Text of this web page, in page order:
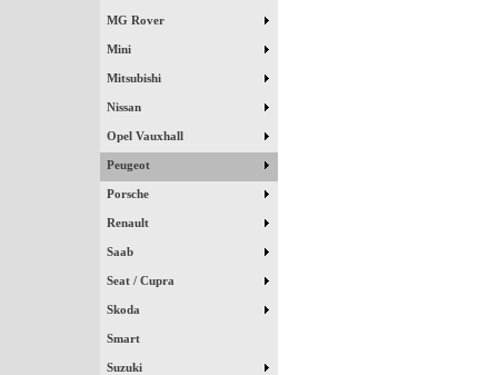
MG Rover
Mini
Mitsubishi
Nissan
Opel Vauxhall
Peugeot
Porsche
Renault
Saab
Seat / Cupra
Skoda
Smart
Suzuki